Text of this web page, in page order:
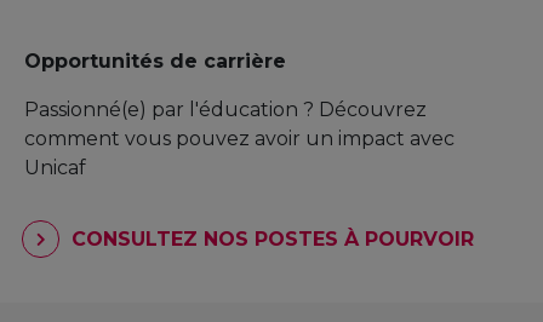
Opportunités de carrière
Passionné(e) par l'éducation ? Découvrez
comment vous pouvez avoir un impact avec
Unicaf
CONSULTEZ NOS POSTES À POURVOIR